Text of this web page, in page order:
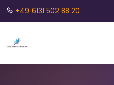
+49 6131 502 88 20